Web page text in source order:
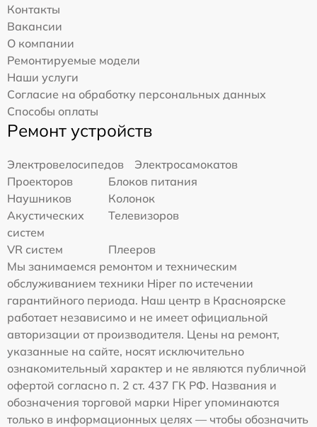
Контакты
Вакансии
О компании
Ремонтируемые модели
Наши услуги
Согласие на обработку персональных данных
Способы оплаты
Ремонт устройств
Электровелосипедов
Электросамокатов
Проекторов
Блоков питания
Наушников
Колонок
Акустических
систем
Телевизоров
VR систем
Плееров
Мы занимаемся ремонтом и техническим
обслуживанием техники Hiper по истечении
гарантийного периода. Наш центр в Красноярске
работает независимо и не имеет официальной
авторизации от производителя. Цены на ремонт,
указанные на сайте, носят исключительно
ознакомительный характер и не являются публичной
офертой согласно п. 2 ст. 437 ГК РФ. Названия и
обозначения торговой марки Hiper упоминаются
только в информационных целях — чтобы обозначить